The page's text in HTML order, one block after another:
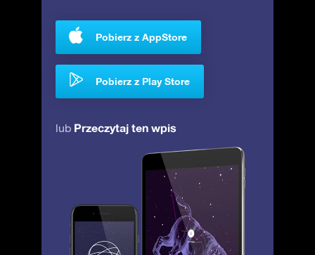
Pobierz z AppStore
Pobierz z Play Store
lub Przeczytaj ten wpis